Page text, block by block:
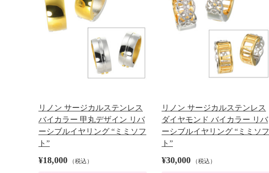
リノン サージカルステンレス
バイカラー 甲丸デザイン リバ
ーシブルイヤリング “ミミソフ
ト”
¥18,000 （税込）
リノン サージカルステンレス
ダイヤモンド バイカラー リバ
ーシブルイヤリング “ミミソフ
ト”
¥30,000 （税込）